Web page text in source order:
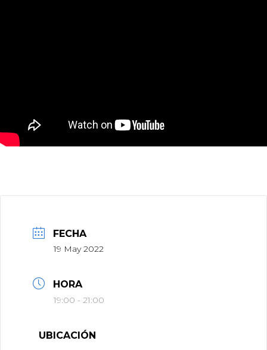
FECHA
19 May 2022
HORA
19:00 - 21:00
UBICACIÓN